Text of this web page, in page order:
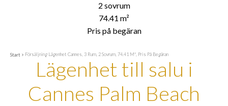
2 sovrum
74.41 m²
Pris på begäran
Start Försäljning Lägenhet Cannes, 3 Rum, 2 Sovrum, 74.41 M², Pris På Begäran
Lägenhet till salu i
Cannes Palm Beach